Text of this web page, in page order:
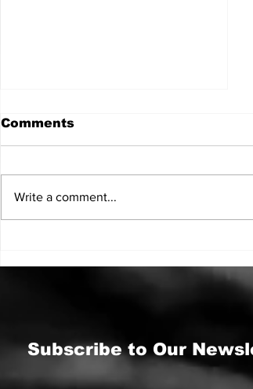
Comments
Write a comment...
Subscribe to Our